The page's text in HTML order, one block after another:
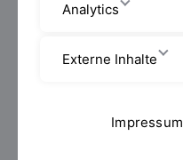
Analytics
Externe Inhalte
Impressum